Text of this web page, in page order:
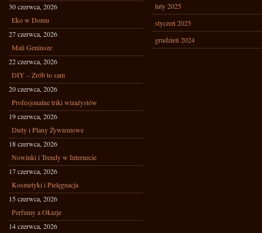
30 czerwca, 2026
Eko w Domu
27 czerwca, 2026
Mali Geniusze
22 czerwca, 2026
DIY – Zrób to sam
20 czerwca, 2026
Profesjonalne triki wizażystów
19 czerwca, 2026
Diety i Plany Żywieniowe
18 czerwca, 2026
Nowinki i Trendy w Internecie
17 czerwca, 2026
Kosmetyki i Pielęgnacja
15 czerwca, 2026
Perfumy a Okazje
14 czerwca, 2026
luty 2025
styczeń 2025
grudzień 2024